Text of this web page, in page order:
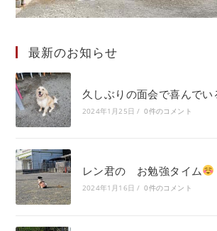
最新のお知らせ
久しぶりの面会で喜んでい
2024年1月25日 / 0件のコメント
レン君の お勉強タイム
2024年1月16日 / 0件のコメント